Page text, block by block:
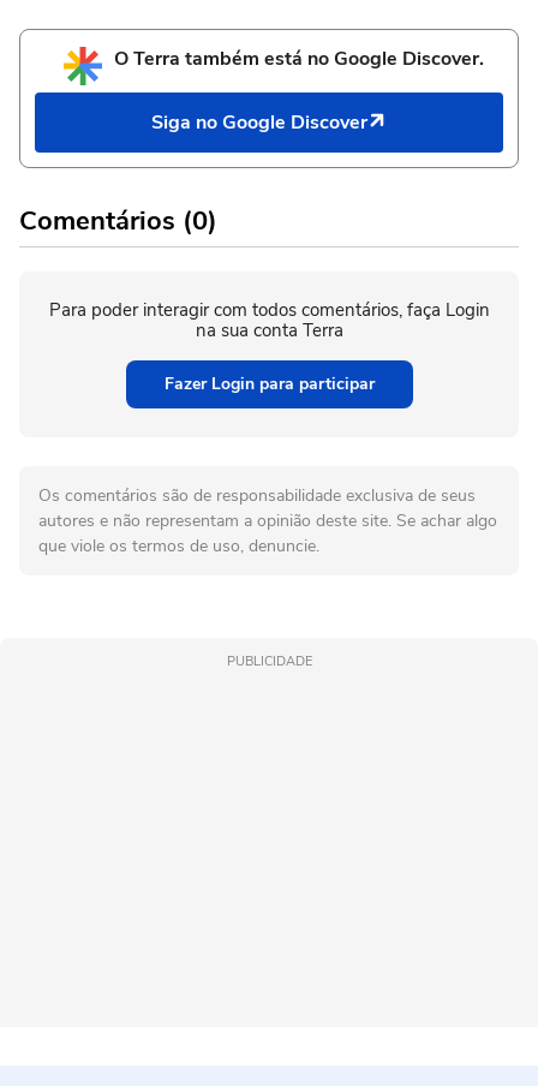
O Terra também está no Google Discover.
Siga no Google Discover
Comentários (0)
Para poder interagir com todos comentários, faça Login
na sua conta Terra
Fazer Login para participar
Os comentários são de responsabilidade exclusiva de seus
autores e não representam a opinião deste site. Se achar algo
que viole os termos de uso, denuncie.
PUBLICIDADE